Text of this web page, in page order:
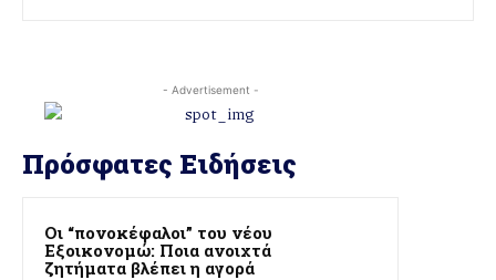
- Advertisement -
Πρόσφατες Ειδήσεις
Οι “πονοκέφαλοι” του νέου
Εξοικονομώ: Ποια ανοιχτά
ζητήματα βλέπει η αγορά